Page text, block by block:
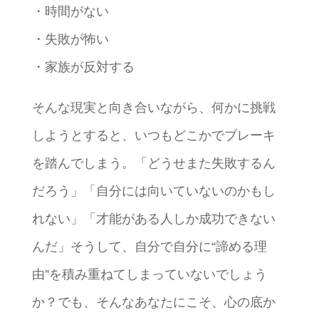
・時間がない
・失敗が怖い
・家族が反対する
そんな現実と向き合いながら、何かに挑戦
しようとすると、いつもどこかでブレーキ
を踏んでしまう。「どうせまた失敗するん
だろう」「自分には向いていないのかもし
れない」「才能がある人しか成功できない
んだ」そうして、自分で自分に“諦める理
由”を積み重ねてしまっていないでしょう
か？でも、そんなあなたにこそ、心の底か